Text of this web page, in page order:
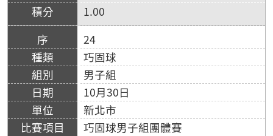
1.00
24
巧固球
男子組
10月30日
新北市
巧固球男子組團體賽